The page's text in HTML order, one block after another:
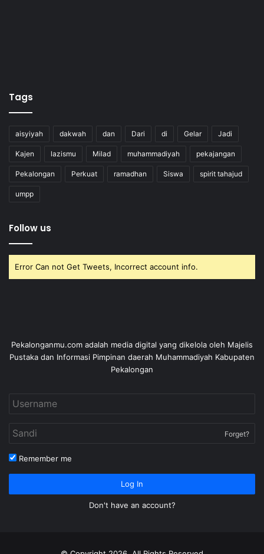
Tags
aisyiyah dakwah dan Dari di Gelar Jadi
Kajen lazismu Milad muhammadiyah pekajangan
Pekalongan Perkuat ramadhan Siswa spirit tahajud
umpp
Follow us
Error Can not Get Tweets, Incorrect account info.
Pekalonganmu.com adalah media digital yang dikelola oleh Majelis
Pustaka dan Informasi Pimpinan daerah Muhammadiyah Kabupaten
Pekalongan
Forget?
Remember me
Log In
Don't have an account?